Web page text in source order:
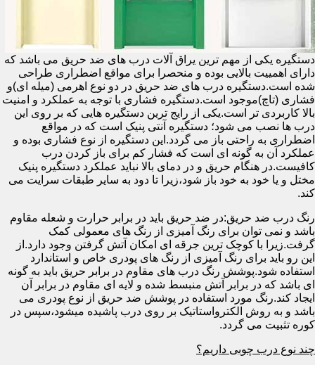
دستگیره یکی از مهم ترین یراق آلات درب های ضد حریق می باشد که
دارای اهمییت بالایی بوده و منحصرا برای مواقع اضطراری طراحی
شده است.دستگیره درب های ضد حریق در دو نوع اهرمی (میله ای)و
فشاری (تاچ)موجود است.دستگیره فشاری با توجه به عملکرد و امنیت
بالا کاربردی تر است.یکی از رایج ترین دستگیره هایی که بر روی این
درب ها نصب می شود؛ دستگیره آنتی پنیک است که در مواقع
اضطراری به راحتی باز می گردد.این دستگیره از نوع فشاری بوده و
عملکرد آن به گونه ای است که فشار کم برای باز کردن درب
کافیست.در هنگام حریق و در دمای بالا نباید عملکرد دستگیره پنیک
مختل و یا خود به خود باز شود،زیرا تا دود به سایر طبقات سرایت می
کند.
رنگ درب ضد حریق:در ضد حریق باید در برابر حرارت و شعله مقاوم
باشد و نمی توان برای رنگ آمیزی از رنگ های معمولی کمک
گرفت.زیرا با کوچک ترین جرقه ای امکان آتش گرفتن وجود دارد.از
این رو باید برای رنگ آمیزی از رنگ های پودری خاص و استاندارد
استفاده شود.پوشش رنگ درب های مقاوم در برابر حریق باید به گونه
ای باشد که در برابر آتش منبسط شده و لایه ای مقاوم در برابر آن
ایجاد کند.رنگ مورد استفاده در پوشش ضد حریق از نوع پودری می
باشد و به روش الکترواستاتیک بر روی درب پاشیده میشود،سپس در
کوره تثبیت می گردد.
چند نوع درب چوبی داریم؟